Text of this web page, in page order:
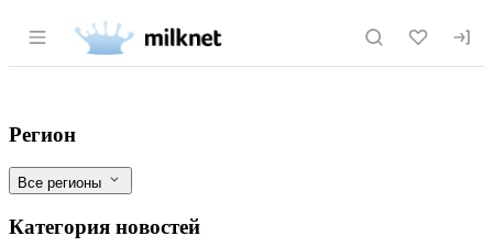
Раздел навигации по сайту milknet.ru
Ненецкий АО: Сегодня стартовала
Фильтры
Регион
Все регионы
Категория новостей